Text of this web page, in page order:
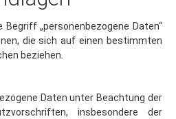
„personenbezogene Daten“
die sich auf einen bestimmten
beziehen.
insbesondere der
Datenverarbeitung durch uns findet